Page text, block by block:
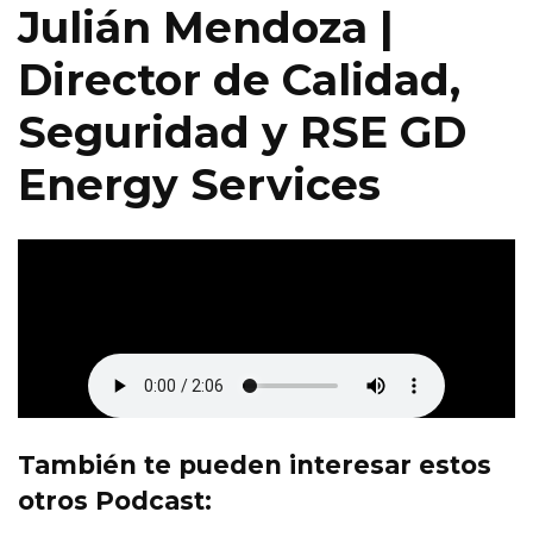
Julián Mendoza |
Director de Calidad,
Seguridad y RSE GD
Energy Services
También te pueden interesar estos
otros Podcast: